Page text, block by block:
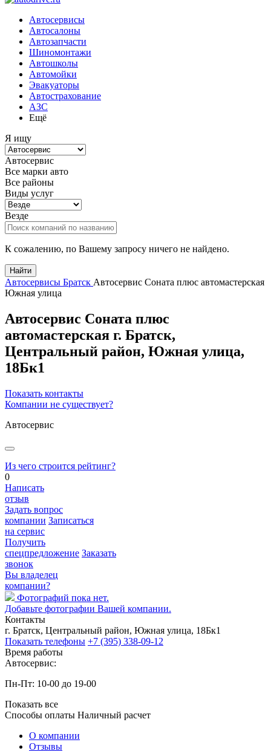
Автосервисы
Автосалоны
Автозапчасти
Шиномонтажи
Автошколы
Автомойки
Эвакуаторы
Автострахование
АЗС
Ещё
Я ищу
Автосервис
Все марки авто
Все районы
Виды услуг
Везде
К сожалению, по Вашему запросу ничего не найдено.
Найти
Автосервисы Братск Автосервис Соната плюс автомастерская
Южная улица
Автосервис Соната плюс
автомастерская г. Братск,
Центральный район, Южная улица,
18Бк1
Показать контакты
Компании не существует?
Автосервис
Из чего строится рейтинг?
0
Написать
отзыв
Задать вопрос
компании Записаться
на сервис
Получить
спецпредложение Заказать
звонок
Вы владелец
компании?
Фотографий пока нет.
Добавьте фотографии Вашей компании.
Контакты
г. Братск, Центральный район, Южная улица, 18Бк1
Показать телефоны +7 (395) 338-09-12
Время работы
Автосервис:
Пн-Пт: 10-00 до 19-00
Показать все
Способы оплаты Наличный расчет
О компании
Отзывы